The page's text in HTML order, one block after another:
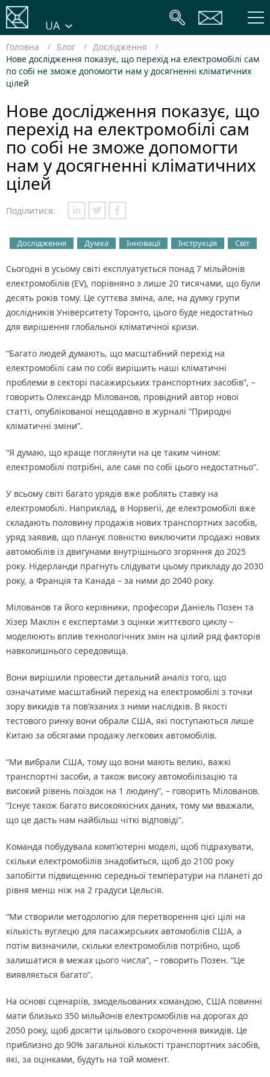
UA
Головна Блог
Дослідження
Нове дослідження показує, що перехід на електромобілі сам
по собі не зможе допомогти нам у досягненні кліматичних
цілей
Нове дослідження показує, що
перехід на електромобілі сам
по собі не зможе допомогти
нам у досягненні кліматичних
цілей
Поділитися:
Дослідження Думка Інновації Інструкція Світ
Сьогодні в усьому світі експлуатується понад 7 мільйонів
електромобілів (EV), порівняно з лише 20 тисячами, що були
десять років тому. Це суттєва зміна, але, на думку групи
дослідників Університету Торонто, цього буде недостатньо
для вирішення глобальної кліматичної кризи.
“Багато людей думають, що масштабний перехід на
електромобілі сам по собі вирішить наші кліматичні
проблеми в секторі пасажирських транспортних засобів”, –
говорить Олександр Мілованов, провідний автор нової
статті, опублікованої нещодавно в журналі “Природні
кліматичні зміни”.
“Я думаю, що краще поглянути на це таким чином:
електромобілі потрібні, але самі по собі цього недостатньо”.
У всьому світі багато урядів вже роблять ставку на
електромобілі. Наприклад, в Норвегії, де електромобілі вже
складають половину продажів нових транспортних засобів,
уряд заявив, що планує повністю виключити продажі нових
автомобілів із двигунами внутрішнього згоряння до 2025
року. Нідерланди прагнуть слідувати цьому прикладу до 2030
року, а Франція та Канада – за ними до 2040 року.
Мілованов та його керівники, професори Даніель Позен та
Хізер Маклін є експертами з оцінки життєвого циклу –
моделюють вплив технологічних змін на цілий ряд факторів
навколишнього середовища.
Вони вирішили провести детальний аналіз того, що
означатиме масштабний перехід на електромобілі з точки
зору викидів та пов’язаних з ними наслідків. В якості
тестового ринку вони обрали США, які поступаються лише
Китаю за обсягами продажу легкових автомобілів.
“Ми вибрали США, тому що вони мають великі, важкі
транспортні засоби, а також високу автомобілізацію та
високий рівень поїздок на 1 людину”, – говорить Мілованов.
“Існує також багато високоякісних даних, тому ми вважали,
що це дасть нам найбільш чіткі відповіді”.
Команда побудувала комп’ютерні моделі, щоб підрахувати,
скільки електромобілів знадобиться, щоб до 2100 року
запобігти підвищенню середньої температури на планеті до
рівня менш ніж на 2 градуси Цельсія.
“Ми створили методологію для перетворення цієї цілі на
кількість вуглецю для пасажирських автомобілів США, а
потім визначили, скільки електромобілів потрібно, щоб
залишатися в межах цього числа”, – говорить Позен. “Це
виявляється багато”.
На основі сценаріїв, змодельованих командою, США повинні
мати близько 350 мільйонів електромобілів на дорогах до
2050 року, щоб досягти цільового скорочення викидів. Це
приблизно до 90% загальної кількості транспортних засобів,
які, за оцінками, будуть на той момент.